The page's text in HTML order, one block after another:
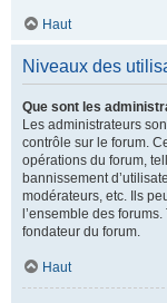
Haut
Niveaux des
Que sont les
Les administrateurs
contrôle sur le forum.
opérations du forum,
bannissement
modérateurs, etc. Ils
l’ensemble des
fondateur du forum.
Haut